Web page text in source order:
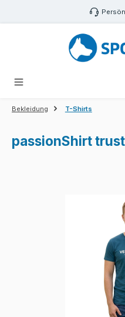
Zum Hauptinhalt springen
Bekleidung T-Shirts
passionShirt